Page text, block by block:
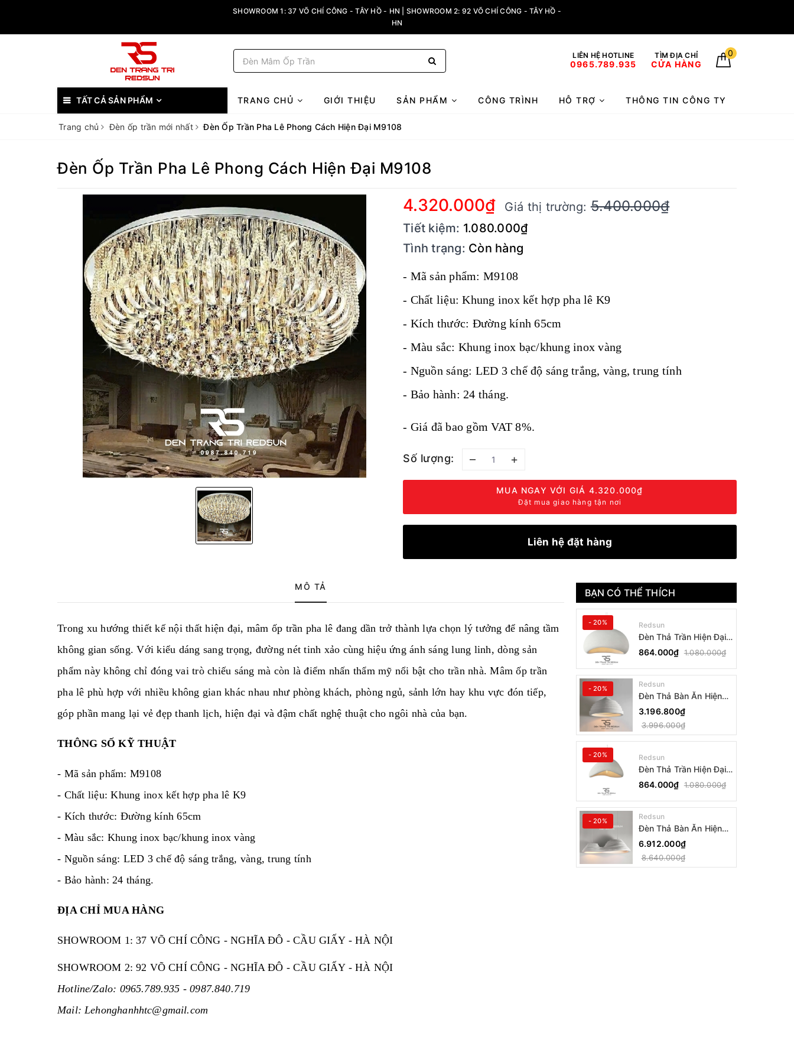
SHOWROOM 1: 37 VÕ CHÍ CÔNG - TÂY HỒ - HN | SHOWROOM 2: 92 VÕ CHÍ CÔNG - TÂY HỒ -
HN
LIÊN HỆ HOTLINE
0965.789.935
TÌM ĐỊA CHỈ
CỬA HÀNG
0
TẤT CẢ SẢN PHẨM TRANG CHỦ GIỚI THIỆU SẢN PHẨM CÔNG TRÌNH HỖ TRỢ THÔNG TIN CÔNG TY
Trang chủ Đèn ốp trần mới nhất Đèn Ốp Trần Pha Lê Phong Cách Hiện Đại M9108
Đèn Ốp Trần Pha Lê Phong Cách Hiện Đại M9108
4.320.000₫ Giá thị trường:5.400.000₫
Tiết kiệm: 1.080.000₫
Tình trạng: Còn hàng
- Mã sản phẩm: M9108
- Chất liệu: Khung inox kết hợp pha lê K9
- Kích thước: Đường kính 65cm
- Màu sắc: Khung inox bạc/khung inox vàng
- Nguồn sáng: LED 3 chế độ sáng trắng, vàng, trung tính
- Bảo hành: 24 tháng.
- Giá đã bao gồm VAT 8%.
Số lượng: – +
MUA NGAY VỚI GIÁ 4.320.000₫
Đặt mua giao hàng tận nơi
Liên hệ đặt hàng
MÔ TẢ
Trong xu hướng thiết kế nội thất hiện đại, mâm ốp trần pha lê đang dần trở thành lựa chọn lý tưởng để nâng tầm
không gian sống. Với kiểu dáng sang trọng, đường nét tinh xảo cùng hiệu ứng ánh sáng lung linh, dòng sản
phẩm này không chỉ đóng vai trò chiếu sáng mà còn là điểm nhấn thẩm mỹ nổi bật cho trần nhà. Mâm ốp trần
pha lê phù hợp với nhiều không gian khác nhau như phòng khách, phòng ngủ, sảnh lớn hay khu vực đón tiếp,
góp phần mang lại vẻ đẹp thanh lịch, hiện đại và đậm chất nghệ thuật cho ngôi nhà của bạn.
THÔNG SỐ KỸ THUẬT
- Mã sản phẩm: M9108
- Chất liệu: Khung inox kết hợp pha lê K9
- Kích thước: Đường kính 65cm
- Màu sắc: Khung inox bạc/khung inox vàng
- Nguồn sáng: LED 3 chế độ sáng trắng, vàng, trung tính
- Bảo hành: 24 tháng.
ĐỊA CHỈ MUA HÀNG
SHOWROOM 1: 37 VÕ CHÍ CÔNG - NGHĨA ĐÔ - CẦU GIẤY - HÀ NỘI
SHOWROOM 2: 92 VÕ CHÍ CÔNG - NGHĨA ĐÔ - CẦU GIẤY - HÀ NỘI
Hotline/Zalo: 0965.789.935 - 0987.840.719
Mail: Lehonghanhhtc@gmail.com
BẠN CÓ THỂ THÍCH
- 20% Redsun
Đèn Thả Trần Hiện Đại
Phong Cách Nhật Bản
Wabi-sabi CDT-T036
Dáng B
864.000₫ 1.080.000₫
- 20% Redsun
Đèn Thả Bàn Ăn Hiện
Đại Bậc Thang Đơn
Phong Cách Nhật Bản
Wabi-sabi DC-T078B
3.196.800₫
3.996.000₫
- 20% Redsun
Đèn Thả Trần Hiện Đại
Phong Cách Nhật Bản
Wabi-sabi CDT-T036
Dáng A
864.000₫ 1.080.000₫
- 20% Redsun
Đèn Thả Bàn Ăn Hiện
Đại Bậc Thang Đôi
Phong Cách Nhật Bản
Wabi-sabi DC-T078A
6.912.000₫
8.640.000₫